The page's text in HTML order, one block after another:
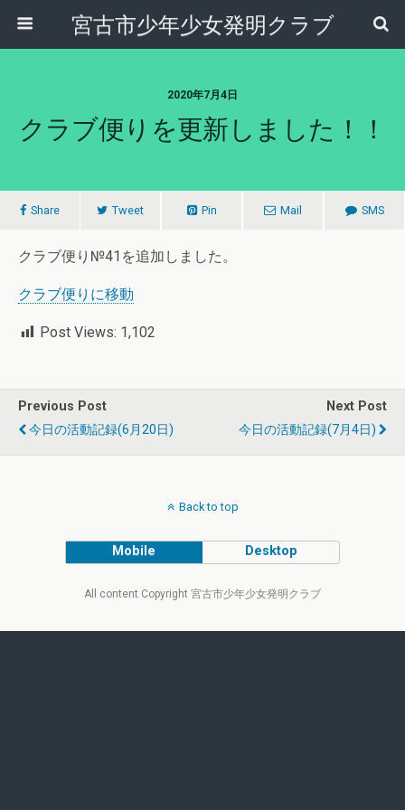
宮古市少年少女発明クラブ
2020年7月4日
クラブ便りを更新しました！！
Share Tweet Pin Mail SMS
クラブ便り№41を追加しました。
クラブ便りに移動
Post Views: 1,102
Previous Post
今日の活動記録(6月20日)
Next Post
今日の活動記録(7月4日)
Back to top
Mobile Desktop
All content Copyright 宮古市少年少女発明クラブ